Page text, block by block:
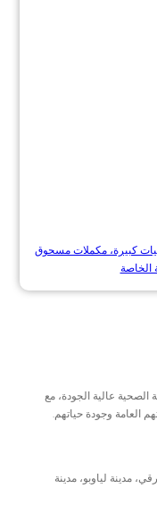
كبيرة، مكملات مسحوق
الخاصة
عالية الجودة، مع
العامة وجودة حياتهم.
الشرقي، مدينة لياوبو، مدينة